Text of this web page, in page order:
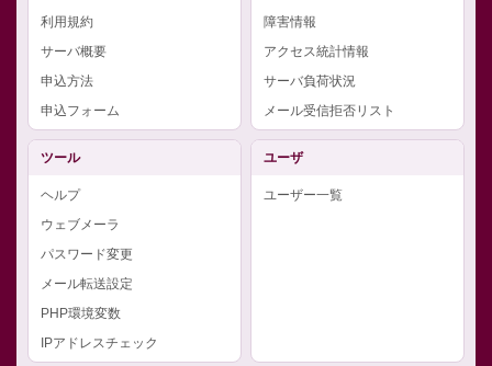
利用規約
サーバ概要
申込方法
申込フォーム
障害情報
アクセス統計情報
サーバ負荷状況
メール受信拒否リスト
ツール
ヘルプ
ウェブメーラ
パスワード変更
メール転送設定
PHP環境変数
IPアドレスチェック
ユーザ
ユーザー一覧